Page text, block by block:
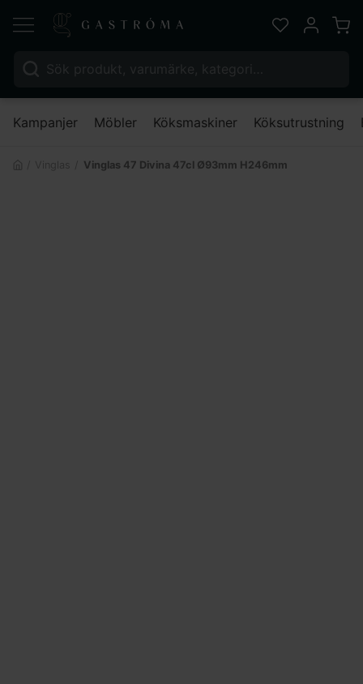
Sök efter:
Favoriter
Mitt
Kampanjer Möbler Köksmaskiner Köksutrustning
Vinglas 47 Divina 47cl Ø93mm H246mm